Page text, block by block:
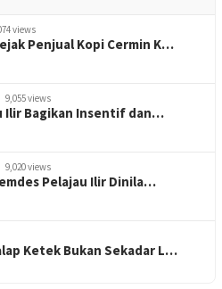
views
Penjual Kopi Cermin K…
9,055 views
Ilir Bagikan Insentif dan…
9,020 views
Pelajau Ilir Dinila…
Ketek Bukan Sekadar L…